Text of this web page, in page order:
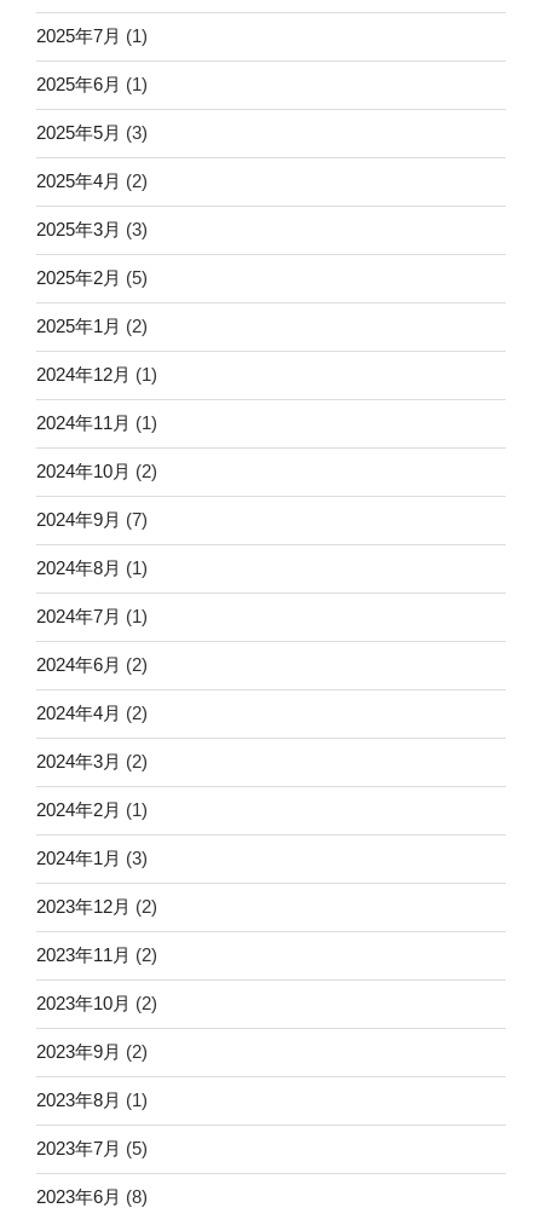
2025年7月 (1)
2025年6月 (1)
2025年5月 (3)
2025年4月 (2)
2025年3月 (3)
2025年2月 (5)
2025年1月 (2)
2024年12月 (1)
2024年11月 (1)
2024年10月 (2)
2024年9月 (7)
2024年8月 (1)
2024年7月 (1)
2024年6月 (2)
2024年4月 (2)
2024年3月 (2)
2024年2月 (1)
2024年1月 (3)
2023年12月 (2)
2023年11月 (2)
2023年10月 (2)
2023年9月 (2)
2023年8月 (1)
2023年7月 (5)
2023年6月 (8)